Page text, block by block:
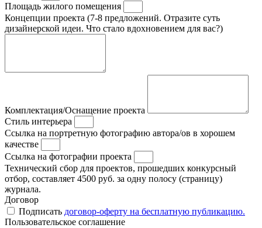
Площадь жилого помещения
Концепции проекта (7-8 предложений. Отразите суть
дизайнерской идеи. Что стало вдохновением для вас?)
Комплектация/Оснащение проекта
Стиль интерьера
Ссылка на портретную фотографию автора/ов в хорошем
качестве
Ссылка на фотографии проекта
Технический сбор для проектов, прошедших конкурсный
отбор, составляет 4500 руб. за одну полосу (страницу)
журнала.
Договор
Подписать договор-оферту на бесплатную публикацию.
Пользовательское соглашение